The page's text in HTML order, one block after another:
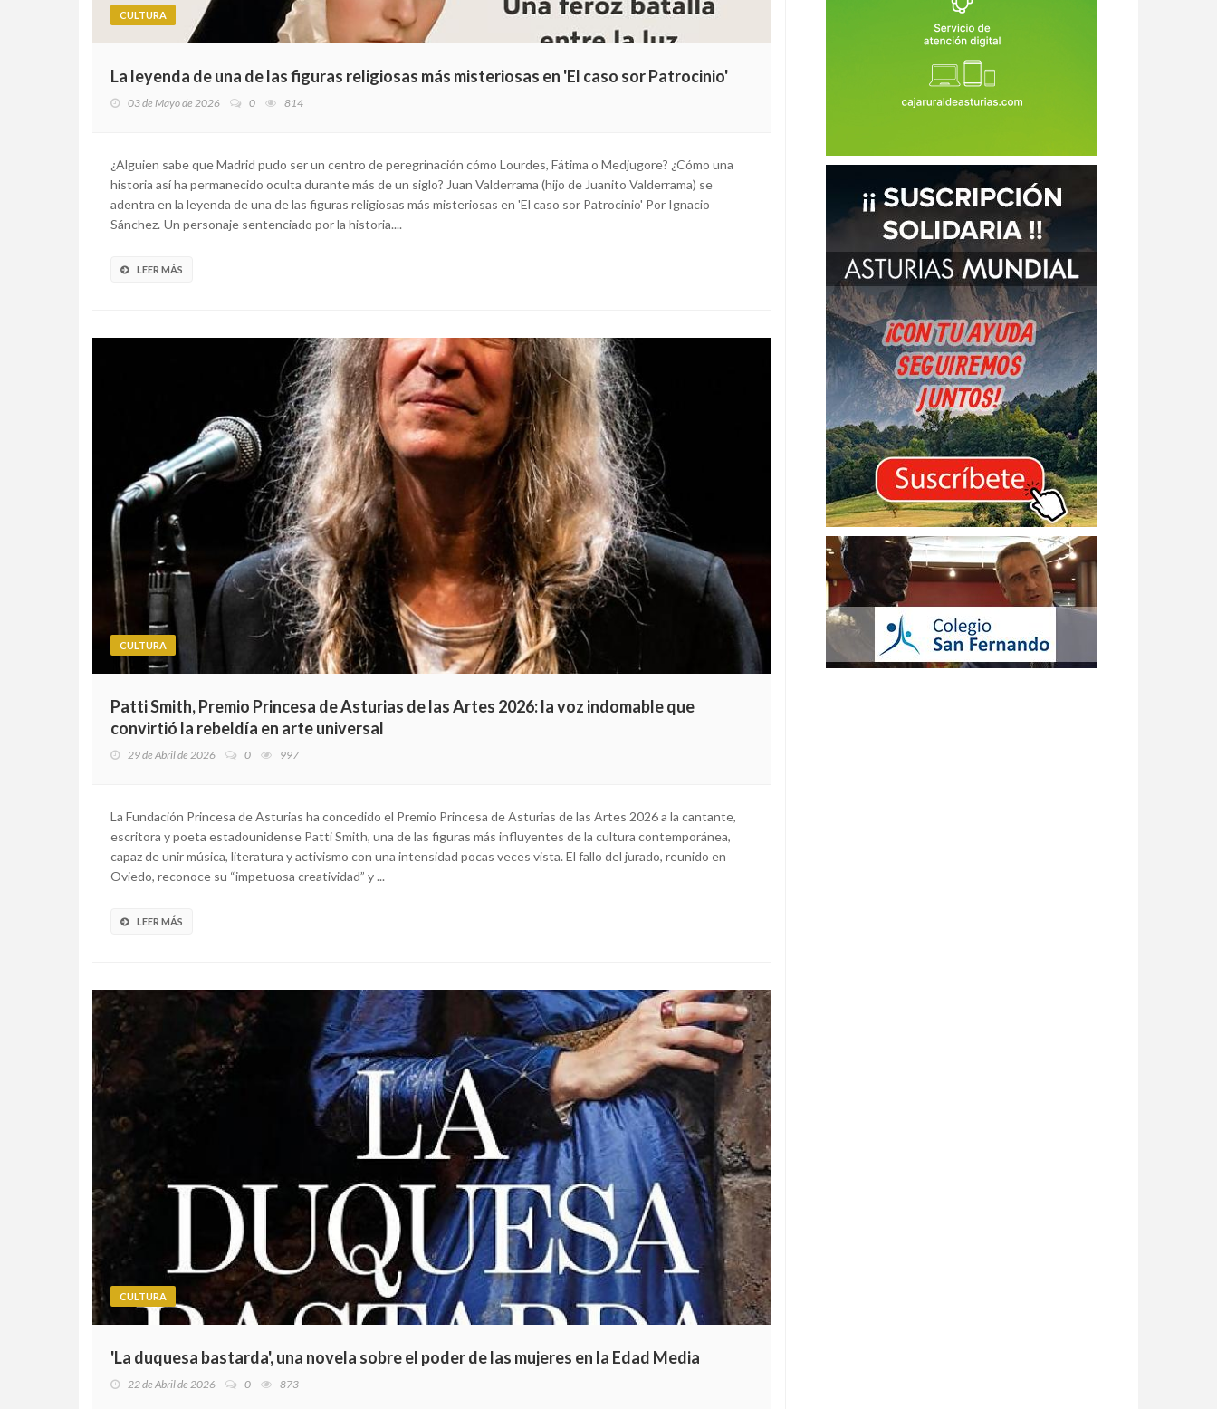
CULTURA
La leyenda de una de las figuras religiosas más misteriosas en 'El caso sor Patrocinio'
03 de Mayo de 2026 0 814
¿Alguien sabe que Madrid pudo ser un centro de peregrinación cómo Lourdes, Fátima o Medjugore? ¿Cómo una
historia así ha permanecido oculta durante más de un siglo? Juan Valderrama (hijo de Juanito Valderrama) se
adentra en la leyenda de una de las figuras religiosas más misteriosas en 'El caso sor Patrocinio' Por Ignacio
Sánchez.-Un personaje sentenciado por la historia....
LEER MÁS
CULTURA
Patti Smith, Premio Princesa de Asturias de las Artes 2026: la voz indomable que
convirtió la rebeldía en arte universal
29 de Abril de 2026 0 997
La Fundación Princesa de Asturias ha concedido el Premio Princesa de Asturias de las Artes 2026 a la cantante,
escritora y poeta estadounidense Patti Smith, una de las figuras más influyentes de la cultura contemporánea,
capaz de unir música, literatura y activismo con una intensidad pocas veces vista. El fallo del jurado, reunido en
Oviedo, reconoce su “impetuosa creatividad” y ...
LEER MÁS
CULTURA
'La duquesa bastarda', una novela sobre el poder de las mujeres en la Edad Media
22 de Abril de 2026 0 873